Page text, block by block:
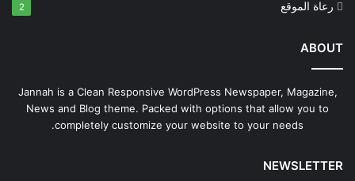
رعاة الموقع 2
ABOUT
Jannah is a Clean Responsive WordPress Newspaper, Magazine,
News and Blog theme. Packed with options that allow you to
completely customize your website to your needs.
NEWSLETTER